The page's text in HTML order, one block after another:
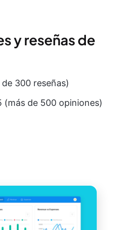
y reseñas de
300 reseñas)
(más de 500 opiniones)